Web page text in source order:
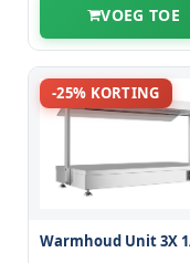
VOEG TOE
-25% KORTING
Warmhoud Unit 3X